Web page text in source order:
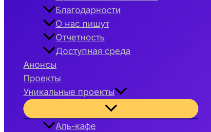
Благодарности
О нас пишут
Отчетность
Доступная среда
Анонсы
Проекты
Уникальные проекты
Переключатель
меню
Аль-кафе